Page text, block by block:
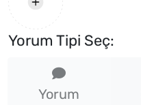
Yorum Tipi Seç:
Yorum